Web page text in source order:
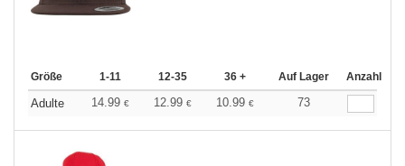
Größe 1-11 12-35 36 + Auf Lager Anzahl
Adulte 14.99 € 12.99 € 10.99 € 73